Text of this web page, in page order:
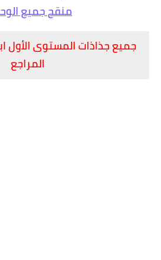
منقح جميع
جميع جذاذات المستوى الأول
المراجع